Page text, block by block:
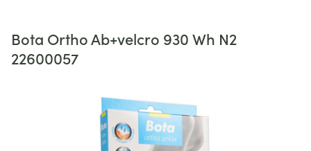
Bota Ortho Ab+velcro 930 Wh N2
22600057